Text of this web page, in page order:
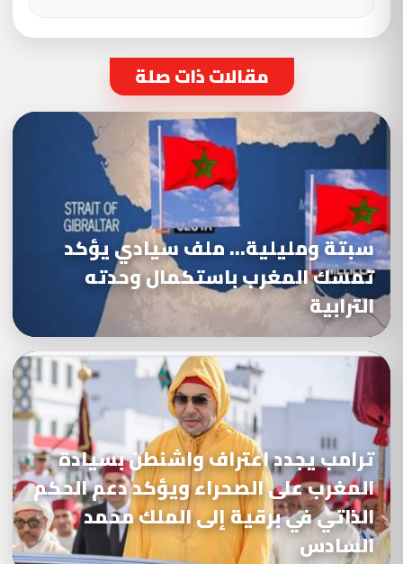
مقالات ذات صلة
سبتة ومليلية… ملف سيادي يؤكد
تمسك المغرب باستكمال وحدته
الترابية
ترامب يجدد اعتراف واشنطن بسيادة
المغرب على الصحراء ويؤكد دعم الحكم
الذاتي في برقية إلى الملك محمد
السادس